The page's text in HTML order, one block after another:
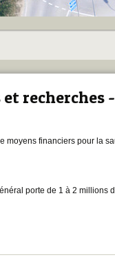
recherches
moyens financiers pour la
porte de 1 à 2 millions